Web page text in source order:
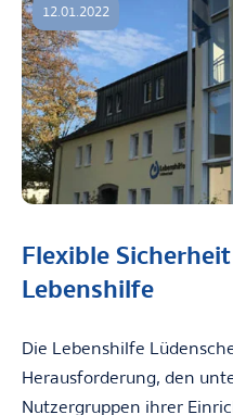
Flexible
Lebenshilfe
12.01.2022
Die Lebenshilfe
Herausforderung, den
Nutzergruppen ihrer